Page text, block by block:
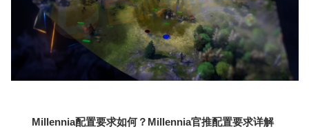
Millennia配置要求如何？Millennia官推配置要求详解